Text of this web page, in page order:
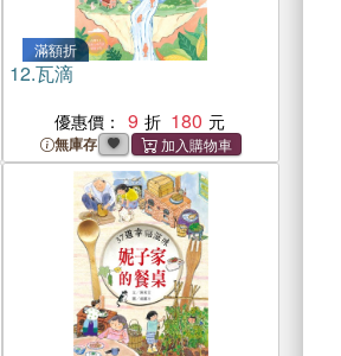
滿額折
12.瓦滴
優惠價： 9 180
無庫存